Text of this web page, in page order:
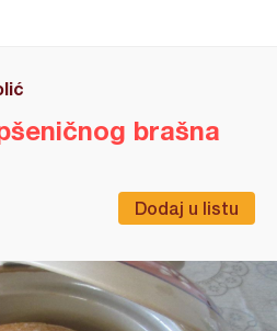
Dodaj u listu
brašna